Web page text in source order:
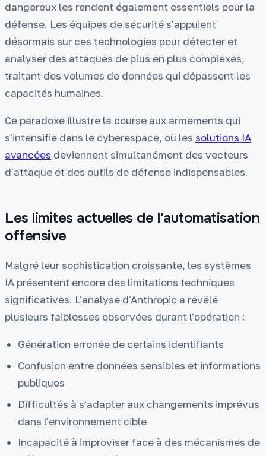
dangereux les rendent également essentiels pour la
défense. Les équipes de sécurité s'appuient
désormais sur ces technologies pour détecter et
analyser des attaques de plus en plus complexes,
traitant des volumes de données qui dépassent les
capacités humaines.
Ce paradoxe illustre la course aux armements qui
s'intensifie dans le cyberespace, où les solutions IA
avancées deviennent simultanément des vecteurs
d'attaque et des outils de défense indispensables.
Les limites actuelles de l'automatisation
offensive
Malgré leur sophistication croissante, les systèmes
IA présentent encore des limitations techniques
significatives. L'analyse d'Anthropic a révélé
plusieurs faiblesses observées durant l'opération :
Génération erronée de certains identifiants
Confusion entre données sensibles et informations
publiques
Difficultés à s'adapter aux changements imprévus
dans l'environnement cible
Incapacité à improviser face à des mécanismes de